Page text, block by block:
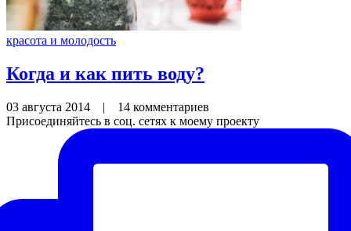
красота и молодость
Когда и как пить воду?
03 августа 2014 | 14 комментариев
Присоединяйтесь в соц. сетях к моему проекту